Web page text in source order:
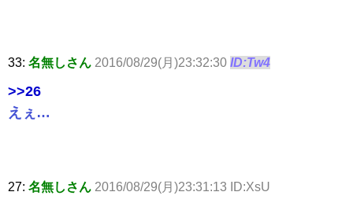
33: 名無しさん 2016/08/29(月)23:32:30 ID:Tw4
>>26
えぇ…
27: 名無しさん 2016/08/29(月)23:31:13 ID:XsU